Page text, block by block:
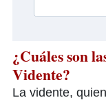
¿Cuáles son
Vidente?
La vidente,